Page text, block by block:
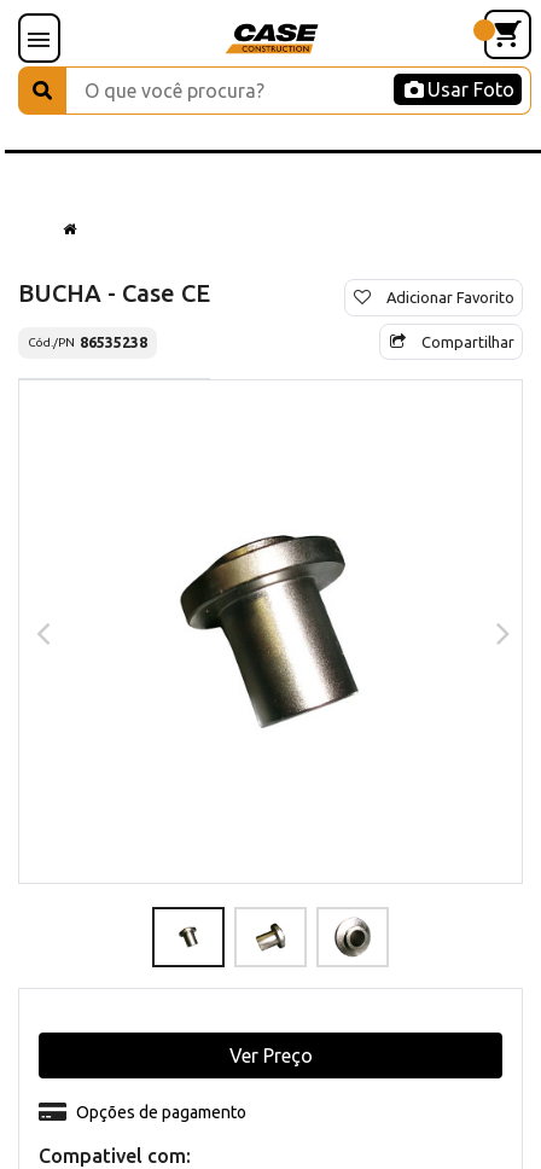
Usar Foto
BUCHA - Case CE
Cód./PN 86535238
Adicionar Favorito
Compartilhar
Compativel com:
Opções de pagamento
Ver Preço